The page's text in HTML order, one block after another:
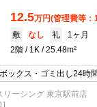
12.5万円(管理費等：
敷
なし 礼
1ヶ月
2階
1K 25.48m²
ックス・ゴミ出し24時
ます。室内設備は洗面
過ごしやすいお部屋に
リーシング 東京駅前店